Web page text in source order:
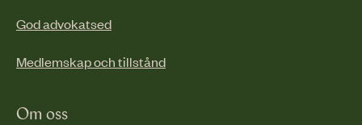
God advokatsed
Medlemskap och tillstånd
Om oss